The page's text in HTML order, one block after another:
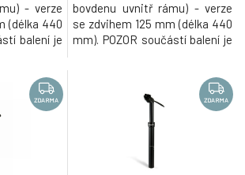
- verze
(délka 440
balení je
model s
bovdenu uvnitř rámu) - verze
se zdvihem 125 mm (délka 440
mm). POZOR součástí balení je
bez páčky). - základní model s
výborným poměrem
výkon/váha. Teleskopická
bovdenu uvnitř rámu vhodná
ZDARMA ZDARMA